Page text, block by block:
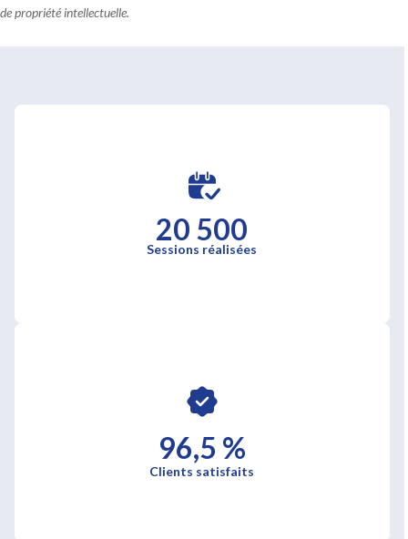
de propriété intellectuelle.
20 500
Sessions réalisées
96,5 %
Clients satisfaits